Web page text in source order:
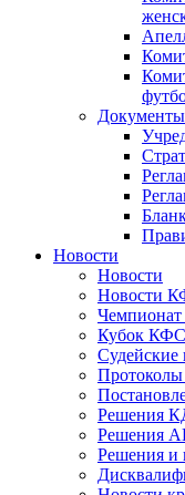
Документы
Новости
Новости
Новости
Кубок КФС
Судейские
Протоколы
Решения
Решения
Решения и